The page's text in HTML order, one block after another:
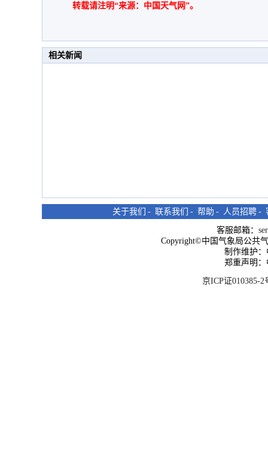
转载请注明“来源：中国天气网”。
相关新闻
关于我们 - 联系我们 - 帮助 - 人员招聘 -
客服邮箱：
Copyright©中国气象局公共
制作维护
郑重声明
京ICP证010385-2